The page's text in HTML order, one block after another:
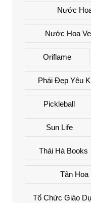
Nước
Nước Hoa
Oriflame
Phái Đẹp Yêu
Pickleball
Sun Life
Thái Hà Books
Tân Hoa
Tổ Chức Giáo